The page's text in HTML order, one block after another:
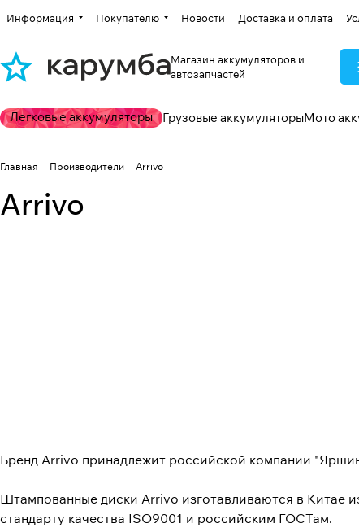
Информация Покупателю Новости Доставка и оплата
Магазин аккумуляторов и
автозапчастей
Легковые аккумуляторы Грузовые аккумуляторыМото
Главная Производители Arrivo
Arrivo
Бренд Arrivo принадлежит российской компании
Штампованные диски Arrivo изготавливаются в Китае
стандарту качества ISO9001 и российским ГОСТам.